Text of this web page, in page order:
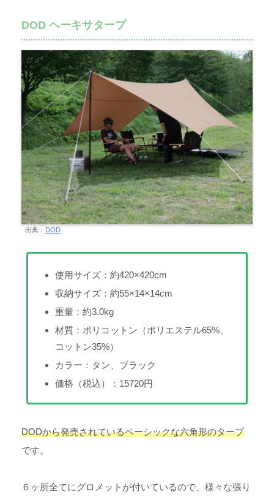
DOD ヘーキサタープ
出典： DOD
使用サイズ：約420×420cm
収納サイズ：約55×14×14cm
重量：約3.0kg
材質：ポリコットン（ポリエステル65%、
コットン35%）
カラー：タン、ブラック
価格（税込）：15720円
DODから発売されているベーシックな六角形のタープ
です。
６ヶ所全てにグロメットが付いているので、様々な張り